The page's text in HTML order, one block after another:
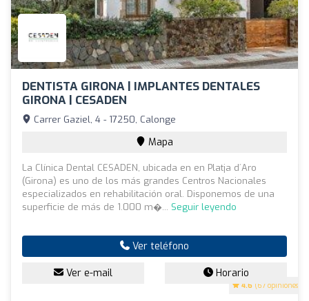
DENTISTA GIRONA | IMPLANTES DENTALES
GIRONA | CESADEN
4.6 (67 opiniones)
Carrer Gaziel, 4 - 17250, Calonge
Mapa
La Clínica Dental CESADEN, ubicada en en Platja d´Aro
(Girona) es uno de los más grandes Centros Nacionales
especializados en rehabilitación oral. Disponemos de una
superficie de más de 1.000 m�... Seguir leyendo
Ver teléfono
Ver e-mail Horario